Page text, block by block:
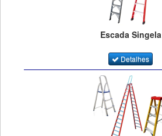
Escada Singela
Detalhes